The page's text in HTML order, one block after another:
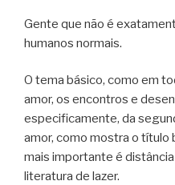
Gente que não é
humanos normais.
O tema básico, como em
amor, os encontros e
especificamente, da
amor, como mostra o título
mais importante é
literatura de lazer.